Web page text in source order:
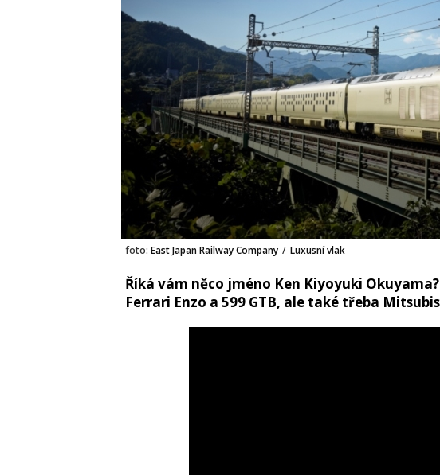
foto: East Japan Railway Company / Luxusní vlak
Říká vám něco jméno Ken Kiyoyuki
Ferrari Enzo a 599 GTB, ale také třeba